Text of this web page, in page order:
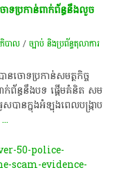
ទប្រកាន់ពាក់ព័ន្ធនឹងលួច
ភិបាល /ច្បាប់ និងប្រព័ន្ធតុលាការ
នចោទប្រកាន់សមត្ថកិច្ច
ក់ព័ន្ធនឹងបទ ផ្តើមគំនិត សម
ានក្នុងអំឡុងពេលបង្ក្រាប
...
50-police-
scam-evidence-